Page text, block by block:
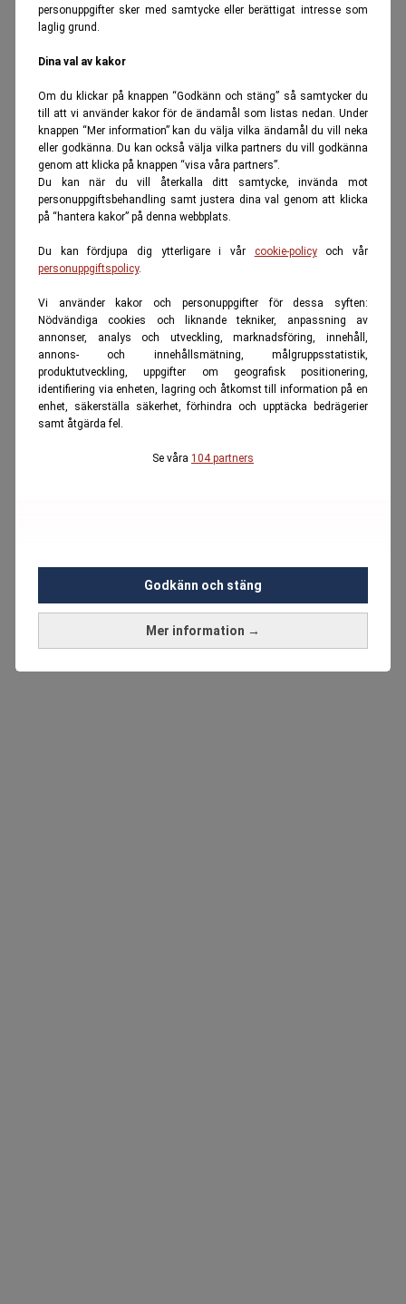
personuppgifter sker med samtycke eller berättigat intresse som
laglig grund.
Dina val av kakor
Om du klickar på knappen “Godkänn och stäng” så samtycker du
till att vi använder kakor för de ändamål som listas nedan. Under
knappen “Mer information” kan du välja vilka ändamål du vill neka
eller godkänna. Du kan också välja vilka partners du vill godkänna
genom att klicka på knappen “visa våra partners”.
Du kan när du vill återkalla ditt samtycke, invända mot
personuppgiftsbehandling samt justera dina val genom att klicka
på “hantera kakor” på denna webbplats.
Du kan fördjupa dig ytterligare i vår cookie-policyoch vår
personuppgiftspolicy.
Vi använder kakor och personuppgifter för dessa syften:
Nödvändiga cookies och liknande tekniker, anpassning av
annonser, analys och utveckling, marknadsföring, innehåll,
annons- och innehållsmätning, målgruppsstatistik,
produktutveckling, uppgifter om geografisk positionering,
identifiering via enheten, lagring och åtkomst till information på en
enhet, säkerställa säkerhet, förhindra och upptäcka bedrägerier
samt åtgärda fel.
Se våra 104 partners
Mer information →
Godkänn och stäng